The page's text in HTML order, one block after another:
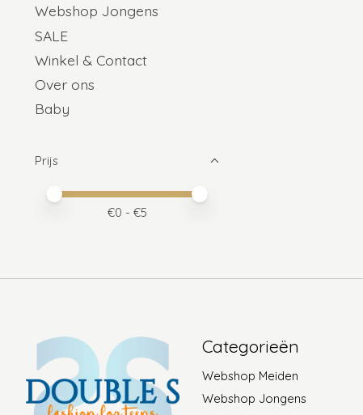
Webshop Jongens
SALE
Winkel & Contact
Over ons
Baby
Prijs
Minimale prijswaarde
Price maximum value
€0 - €5
Categorieën
Webshop Meiden
Webshop Jongens